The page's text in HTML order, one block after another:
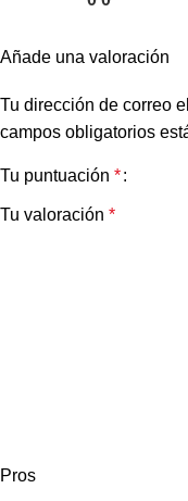
Añade una valoración
Tu dirección de correo
campos obligatorios
Tu puntuación *
Tu valoración *
Pros